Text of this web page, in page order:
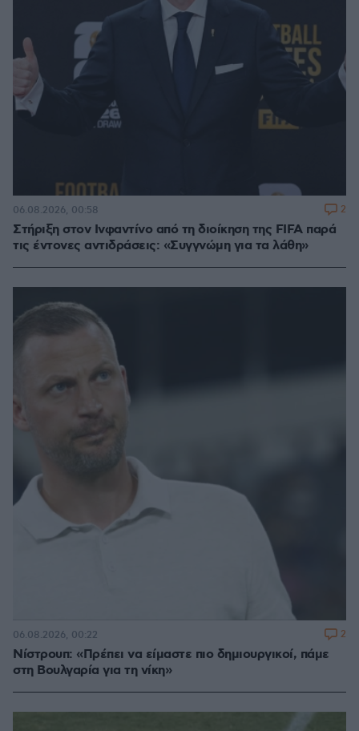
Στήριξη στον Ινφαντίνο από τη διοίκηση της FIFA παρά
τις έντονες αντιδράσεις: «Συγγνώμη για τα λάθη»
06.08.2026, 00:58 2
Νίστρουπ: «Πρέπει να είμαστε πιο δημιουργικοί, πάμε
στη Βουλγαρία για τη νίκη»
06.08.2026, 00:22 2